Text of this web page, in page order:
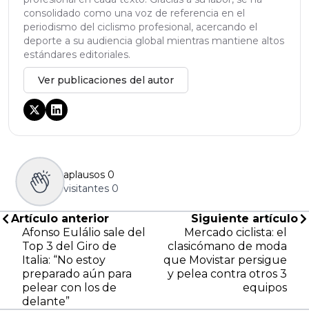
consolidado como una voz de referencia en el
periodismo del ciclismo profesional, acercando el
deporte a su audiencia global mientras mantiene altos
estándares editoriales.
Ver publicaciones del autor
aplausos 0
visitantes 0
Artículo anterior
Afonso Eulálio sale del
Top 3 del Giro de
Italia: “No estoy
preparado aún para
pelear con los de
delante”
Siguiente artículo
Mercado ciclista: el
clasicómano de moda
que Movistar persigue
y pelea contra otros 3
equipos